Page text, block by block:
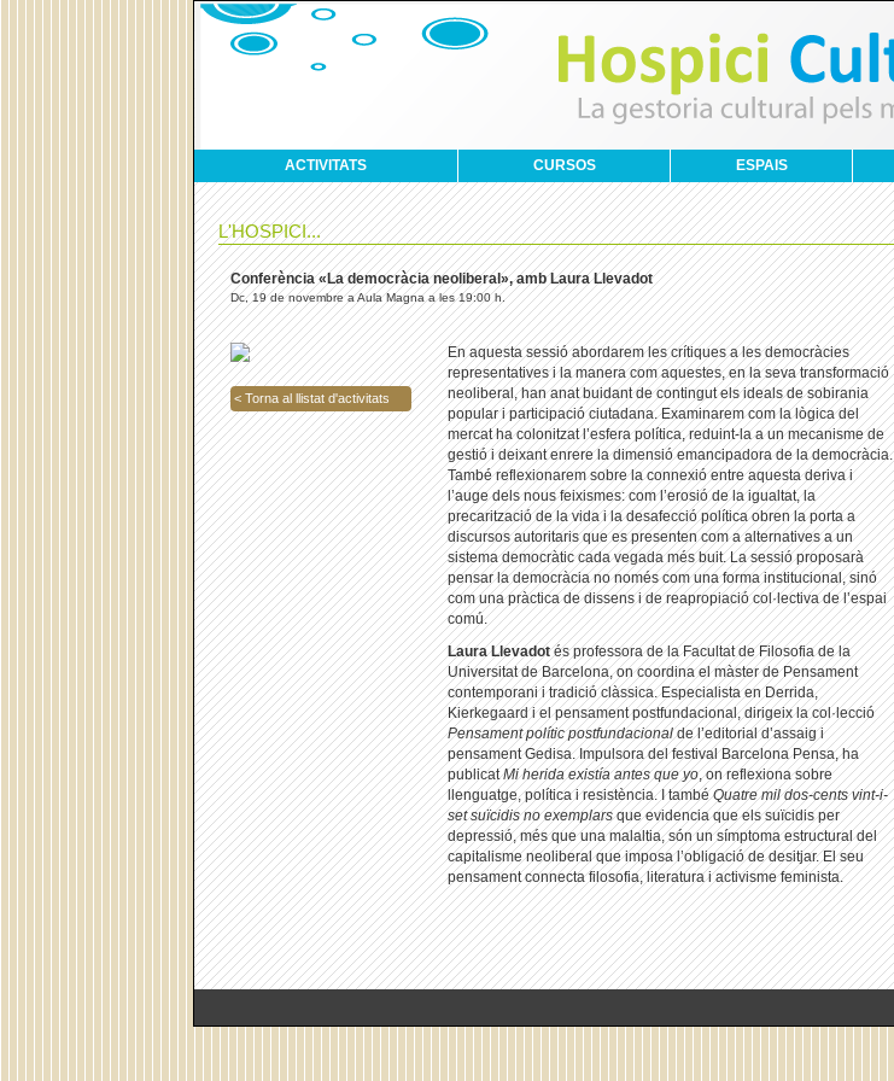
ACTIVITATS CURSOS ESPAIS
L'HOSPICI...
Conferència «La democràcia neoliberal», amb Laura Llevadot
Dc, 19 de novembre a Aula Magna a les 19:00 h.
< Torna al llistat d'activitats
En aquesta sessió abordarem les crítiques a les democràcies
representatives i la manera com aquestes, en la seva transformació
neoliberal, han anat buidant de contingut els ideals de sobirania
popular i participació ciutadana. Examinarem com la lògica del
mercat ha colonitzat l’esfera política, reduint-la a un mecanisme de
gestió i deixant enrere la dimensió emancipadora de la democràcia.
També reflexionarem sobre la connexió entre aquesta deriva i
l’auge dels nous feixismes: com l’erosió de la igualtat, la
precarització de la vida i la desafecció política obren la porta a
discursos autoritaris que es presenten com a alternatives a un
sistema democràtic cada vegada més buit. La sessió proposarà
pensar la democràcia no només com una forma institucional, sinó
com una pràctica de dissens i de reapropiació col·lectiva de l’espai
comú.
Laura Llevadot és professora de la Facultat de Filosofia de la
Universitat de Barcelona, on coordina el màster de Pensament
contemporani i tradició clàssica. Especialista en Derrida,
Kierkegaard i el pensament postfundacional, dirigeix la col·lecció
Pensament polític postfundacionalde l’editorial d’assaig i
pensament Gedisa. Impulsora del festival Barcelona Pensa, ha
publicatMi herida existía antes que yo, on reflexiona sobre
llenguatge, política i resistència. I tambéQuatre mil dos-cents vint-i-
set suïcidis no exemplarsque evidencia que els suïcidis per
depressió, més que una malaltia, són un símptoma estructural del
capitalisme neoliberal que imposa l’obligació de desitjar. El seu
pensament connecta filosofia, literatura i activisme feminista.